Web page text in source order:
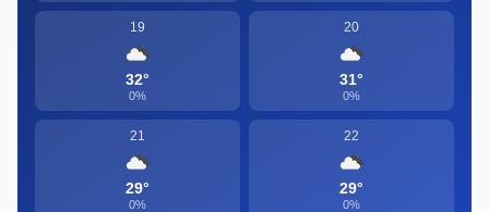
19
32°
0%
20
31°
0%
21
29°
0%
22
29°
0%